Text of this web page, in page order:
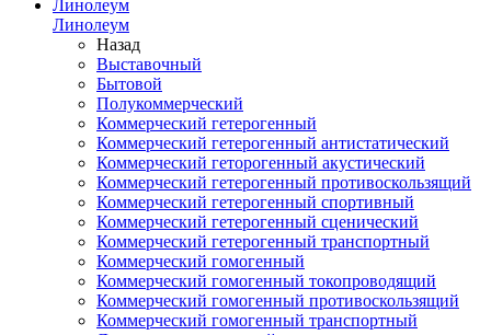
Линолеум
Линолеум
Назад
Выставочный
Бытовой
Полукоммерческий
Коммерческий гетерогенный
Коммерческий гетерогенный антистатический
Коммерческий геторогенный акустический
Коммерческий гетерогенный противоскользящий
Коммерческий гетерогенный спортивный
Коммерческий гетерогенный сценический
Коммерческий гетерогенный транспортный
Коммерческий гомогенный
Коммерческий гомогенный токопроводящий
Коммерческий гомогенный противоскользящий
Коммерческий гомогенный транспортный